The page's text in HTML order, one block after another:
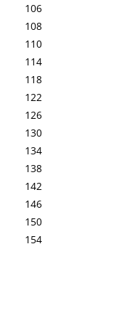
106
108
110
114
118
122
126
130
134
138
142
146
150
154